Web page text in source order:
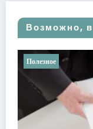
Возможно,